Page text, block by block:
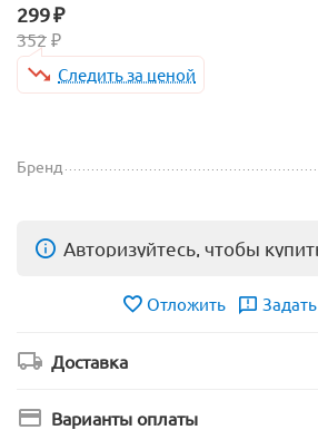
299₽
352 ₽
Следить за ценой
Бренд
Авторизуйтесь, чтобы
Отложить
Доставка
Варианты оплаты